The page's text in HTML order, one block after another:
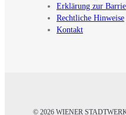
Erklärung zur
Rechtliche Hinweise
Kontakt
© 2026 WIENER